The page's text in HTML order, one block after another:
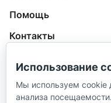
Помощь
Контакты
г. Краснодар (Центр),
Использование
Мы используем cookie
анализа